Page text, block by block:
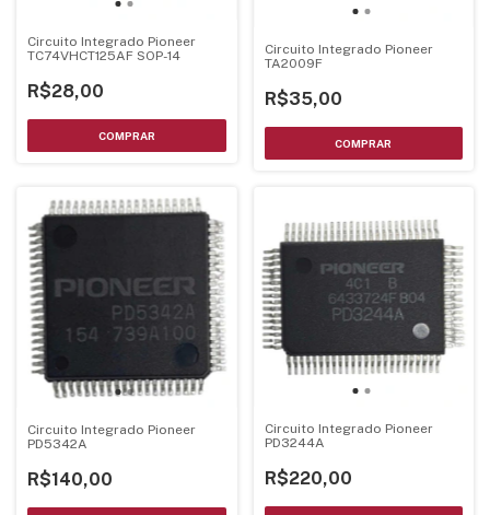
Circuito Integrado Pioneer
TC74VHCT125AF SOP-14
R$28,00
Circuito Integrado Pioneer
TA2009F
R$35,00
Circuito Integrado Pioneer
PD5342A
R$140,00
Circuito Integrado Pioneer
PD3244A
R$220,00